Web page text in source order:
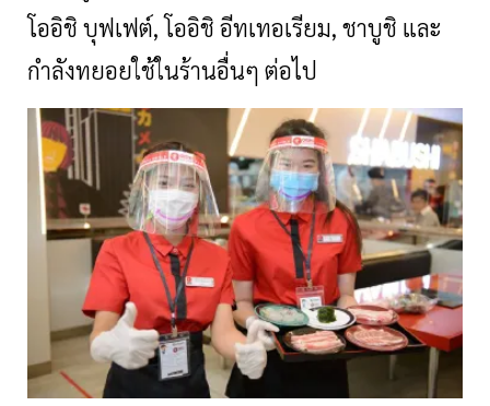
โออิชิ บุฟเฟต์, โออิชิ อีทเทอเรียม, ชาบูชิ และ
กำลังทยอยใช้ในร้านอื่นๆ ต่อไป